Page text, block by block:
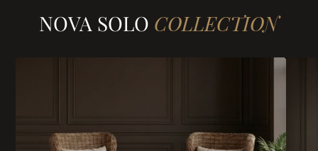
NOVA SOLO COLLECTION